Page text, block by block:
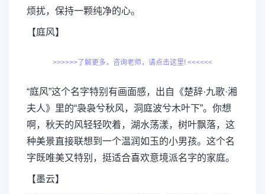
烦扰，保持一颗纯净的心。
【庭风】
>>>>>>了解更多，咨询老师，请点击这里! <<<<<<
“庭风”这个名字特别有画面感，出自《楚辞·九歌·湘
夫人》里的“袅袅兮秋风，洞庭波兮木叶下”。你想
啊，秋天的风轻轻吹着，湖水荡漾，树叶飘落，这
种美景直接联想到一个温润如玉的小男孩。这个名
字既唯美又特别，挺适合喜欢意境派名字的家庭。
【墨云】